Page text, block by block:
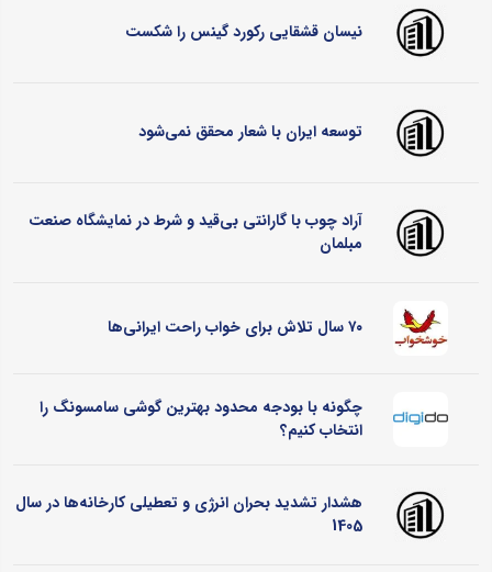
نیسان قشقایی رکورد گینس را شکست
توسعه ایران با شعار محقق نمی‌شود
آراد چوب با گارانتی بی‌قید و شرط در نمایشگاه صنعت
مبلمان
۷۰ سال تلاش برای خواب راحت ایرانی‌ها
چگونه با بودجه محدود بهترین گوشی سامسونگ را
انتخاب کنیم؟
هشدار تشدید بحران انرژی و تعطیلی کارخانه‌ها در سال
1405